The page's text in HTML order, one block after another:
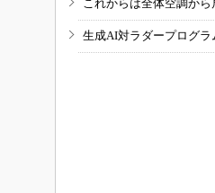
これからは全体空調か
生成AI対ラダープログラ